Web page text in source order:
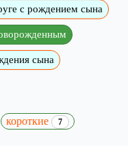
с рождением сына
сына
короткие 7